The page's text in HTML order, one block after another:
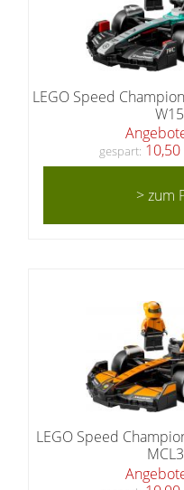
LEGO Speed
gespart: 10,50
> zum
LEGO Speed